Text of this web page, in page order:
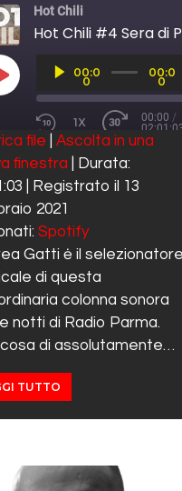
Hot Chili
Hot Chili #4 Sera di
PLAY EPISODE
Player00:0
0
00:0
0
REWIND 10 SECONDS
1X
FAST
00:00 /
SUBSCRIBE SHARE
Spotify
FEED
file
Ascolta in una
finestra
Durata:
Registrato il 13
2021
Spotify
Gatti ė il selezionatore
di questa
colonna sonora
notti di Radio Parma.
di assolutamente…
TUTTO